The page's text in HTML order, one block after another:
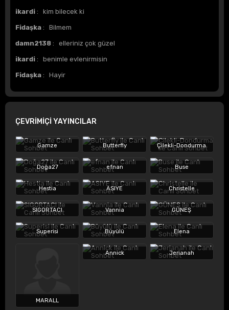
ikardi : kim bilecek ki
Fidaşka : Bilmem
damn2138 : elleriniz çok güzel
ikardi : benimle evlenirmisin
Fidaşka : Hayir
ÇEVRİMİÇİ YAYINCILAR
Gamze Butterfly Çilekli-Dondurma
Doğa27 efnan Buse
Hestia ASIYE Christelle
SIGORTACI Vannia GÜNEŞ
Superisi Büyülü Elena
MARALL
Annick Jerianah